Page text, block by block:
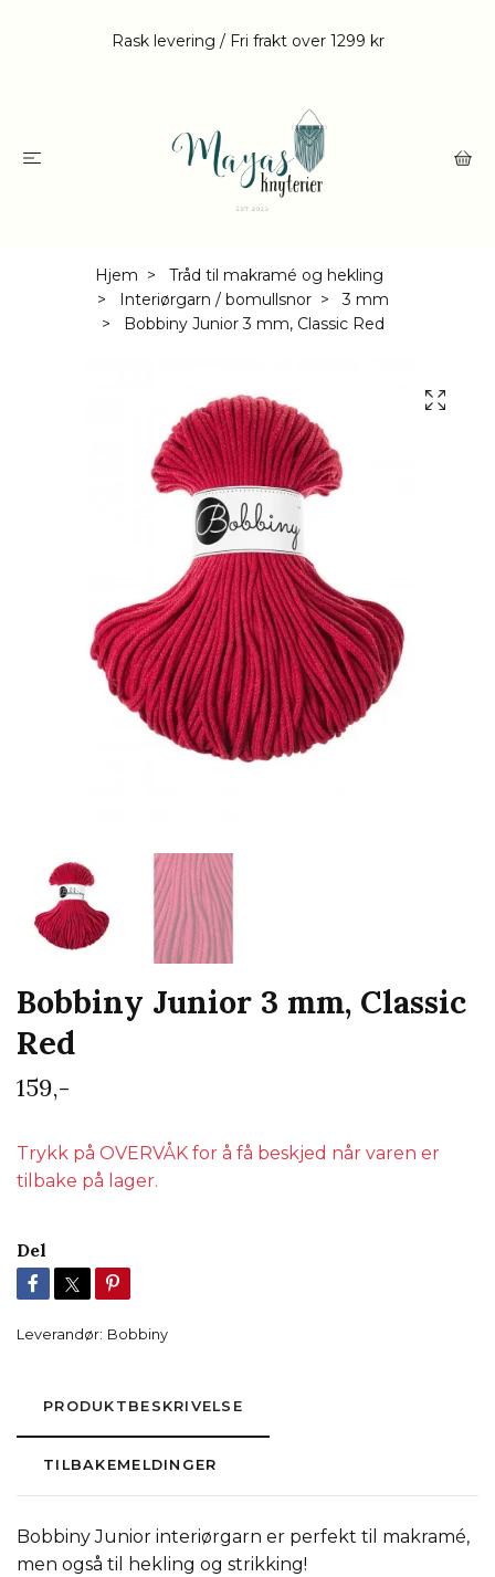
Rask levering / Fri frakt over 1299 kr
Hjem
Tråd til makramé og hekling
Interiørgarn / bomullsnor
3 mm
Bobbiny Junior 3 mm, Classic Red
Bobbiny Junior 3 mm, Classic
Red
159,-
Trykk på OVERVÅK for å få beskjed når varen er
tilbake på lager.
Del
Leverandør: Bobbiny
PRODUKTBESKRIVELSE
TILBAKEMELDINGER
Bobbiny Junior interiørgarn er perfekt til makramé,
men også til hekling og strikking!